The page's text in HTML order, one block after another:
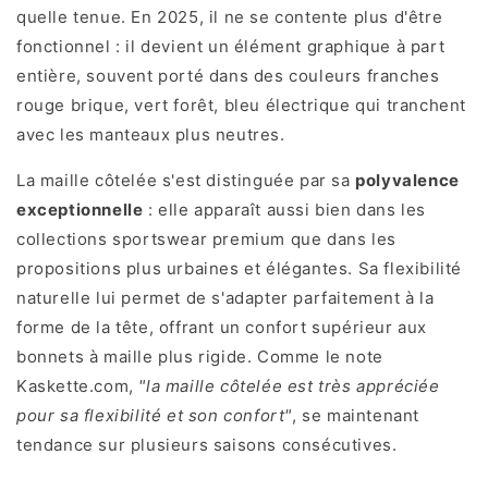
quelle tenue. En 2025, il ne se contente plus d'être
fonctionnel : il devient un élément graphique à part
entière, souvent porté dans des couleurs franches
rouge brique, vert forêt, bleu électrique qui tranchent
avec les manteaux plus neutres.
La maille côtelée s'est distinguée par sa polyvalence
exceptionnelle : elle apparaît aussi bien dans les
collections sportswear premium que dans les
propositions plus urbaines et élégantes. Sa flexibilité
naturelle lui permet de s'adapter parfaitement à la
forme de la tête, offrant un confort supérieur aux
bonnets à maille plus rigide. Comme le note
Kaskette.com, "la maille côtelée est très appréciée
pour sa flexibilité et son confort", se maintenant
tendance sur plusieurs saisons consécutives.